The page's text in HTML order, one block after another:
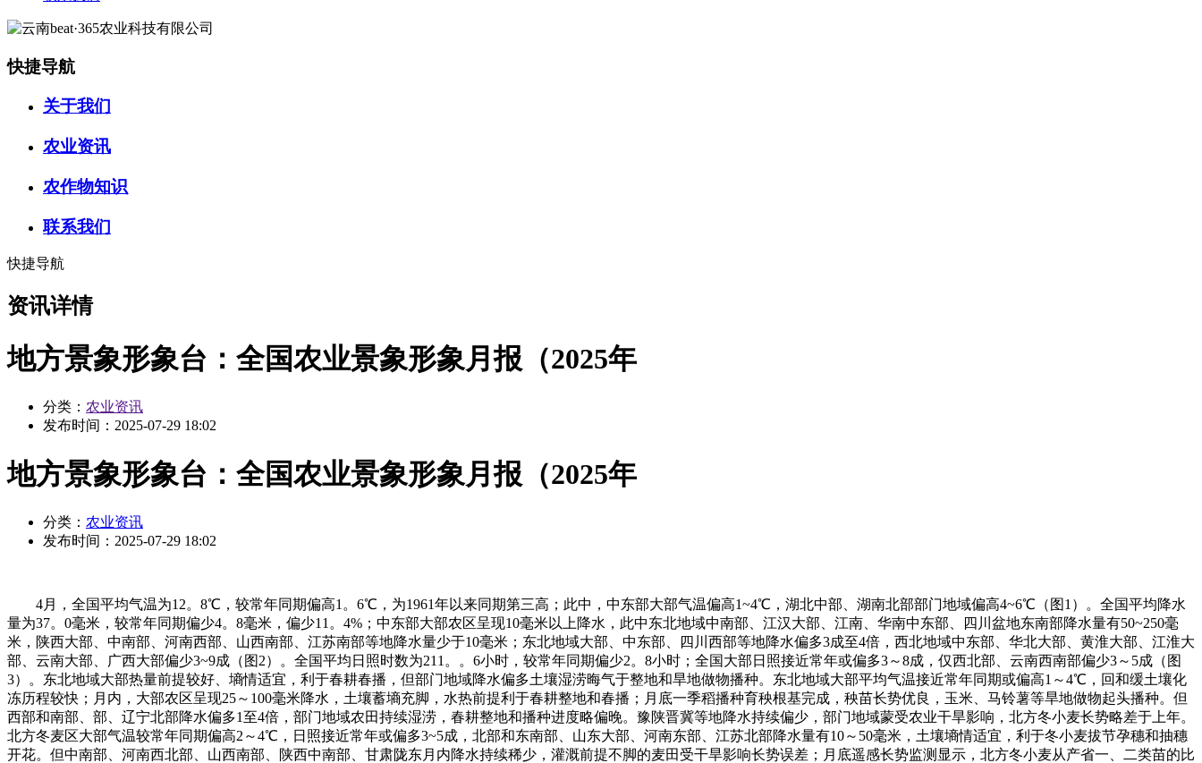
快捷导航
关于我们
农业资讯
农作物知识
联系我们
快捷导航
资讯详情
地方景象形象台：全国农业景象形象月报（2025年
分类： 农业资讯
发布时间： 2025-07-29 18:02
地方景象形象台：全国农业景象形象月报（2025年
分类： 农业资讯
发布时间： 2025-07-29 18:02
4月，全国平均气温为12。8℃，较常年同期偏高1。6℃，为1961年以来同期第三高；此中，中东部大部气温偏高1~4℃，湖北中部、湖南北部部门地域偏高4~6℃（图1）。全国平均降水
量为37。0毫米，较常年同期偏少4。8毫米，偏少11。4%；中东部大部农区呈现10毫米以上降水，此中东北地域中南部、江汉大部、江南、华南中东部、四川盆地东南部降水量有50~250毫
米，陕西大部、中南部、河南西部、山西南部、江苏南部等地降水量少于10毫米；东北地域大部、中东部、四川西部等地降水偏多3成至4倍，西北地域中东部、华北大部、黄淮大部、江淮大
部、云南大部、广西大部偏少3~9成（图2）。全国平均日照时数为211。。6小时，较常年同期偏少2。8小时；全国大部日照接近常年或偏多3～8成，仅西北部、云南西南部偏少3～5成（图
3）。东北地域大部热量前提较好、墒情适宜，利于春耕春播，但部门地域降水偏多土壤湿涝晦气于整地和旱地做物播种。东北地域大部平均气温接近常年同期或偏高1～4℃，回和缓土壤化
冻历程较快；月内，大部农区呈现25～100毫米降水，土壤蓄墒充脚，水热前提利于春耕整地和春播；月底一季稻播种育秧根基完成，秧苗长势优良，玉米、马铃薯等旱地做物起头播种。但
西部和南部、部、辽宁北部降水偏多1至4倍，部门地域农田持续湿涝，春耕整地和播种进度略偏晚。豫陕晋冀等地降水持续偏少，部门地域蒙受农业干旱影响，北方冬小麦长势略差于上年。
北方冬麦区大部气温较常年同期偏高2～4℃，日照接近常年或偏多3~5成，北部和东南部、山东大部、河南东部、江苏北部降水量有10～50毫米，土壤墒情适宜，利于冬小麦拔节孕穗和抽穗
开花。但中南部、河南西北部、山西南部、陕西中南部、甘肃陇东月内降水持续稀少，灌溉前提不脚的麦田受干旱影响长势误差；月底遥感长势监测显示，北方冬小麦从产省一、二类苗的比